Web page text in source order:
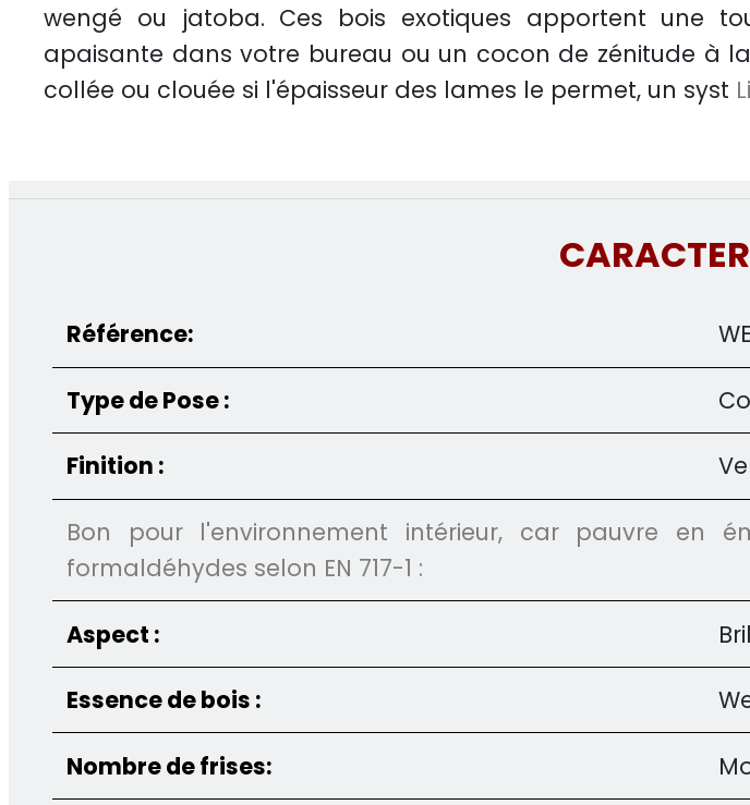
wengé ou jatoba. Ces bois exotiques apportent une
apaisante dans votre bureau ou un cocon de zénitude à
collée ou clouée si l'épaisseur des lames le permet, un syst
Référence:
Type de Pose :
Finition :
Bon pour l'environnement intérieur, car pauvre en
formaldéhydes selon EN 717-1 :
Aspect :
Essence de bois :
Nombre de frises: